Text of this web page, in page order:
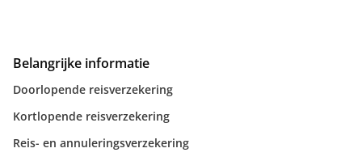
Belangrijke informatie
Doorlopende reisverzekering
Kortlopende reisverzekering
Reis- en annuleringsverzekering